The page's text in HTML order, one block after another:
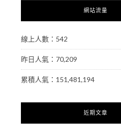
網站流量
線上人數：542
昨日人氣：70,209
累積人氣：151,481,194
近期文章